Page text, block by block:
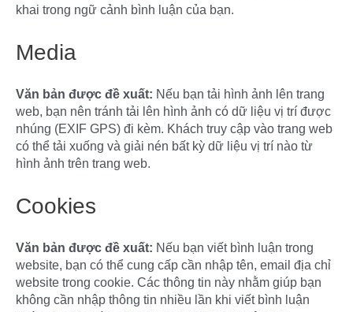
khai trong ngữ cảnh bình luận của bạn.
Media
Văn bản được đề xuất: Nếu bạn tải hình ảnh lên trang
web, bạn nên tránh tải lên hình ảnh có dữ liệu vị trí được
nhúng (EXIF GPS) đi kèm. Khách truy cập vào trang web
có thể tải xuống và giải nén bất kỳ dữ liệu vị trí nào từ
hình ảnh trên trang web.
Cookies
Văn bản được đề xuất: Nếu bạn viết bình luận trong
website, bạn có thể cung cấp cần nhập tên, email địa chỉ
website trong cookie. Các thông tin này nhằm giúp bạn
không cần nhập thông tin nhiều lần khi viết bình luận